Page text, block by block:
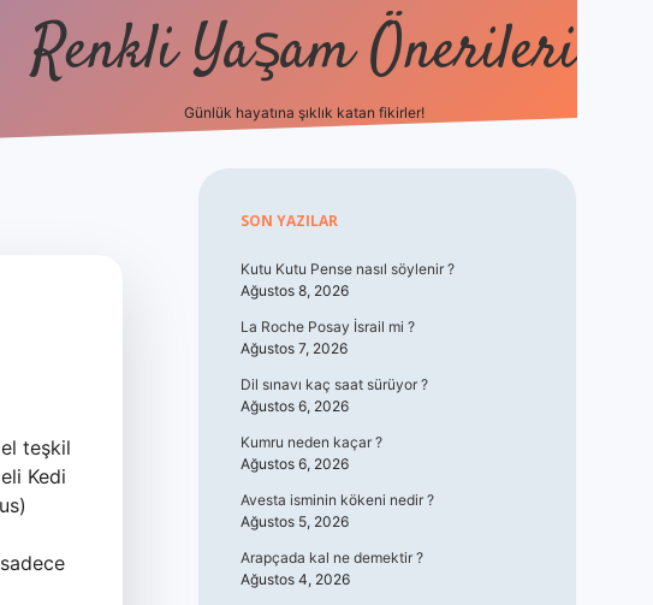
Renkli Yaşam Önerileri
Günlük hayatına şıklık katan fikirler!
teşkil
Kedi
Sidebar
SON YAZILAR
Kutu Kutu Pense nasıl söylenir ?
Ağustos 8, 2026
La Roche Posay İsrail mi ?
Ağustos 7, 2026
Dil sınavı kaç saat sürüyor ?
Ağustos 6, 2026
Kumru neden kaçar ?
Ağustos 6, 2026
Avesta isminin kökeni nedir ?
Ağustos 5, 2026
Arapçada kal ne demektir ?
Ağustos 4, 2026